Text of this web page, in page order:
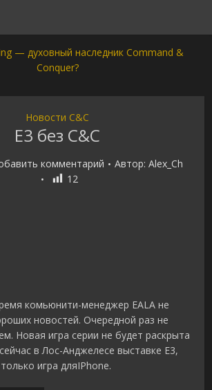
Новости C&C
E3 без C&C
комментарий Автор: Alex_Ch
12
комьюнити-менеджер EALA не
новостей. Очередной раз не
Новая игра серии не будет раскрыта
в Лос-Анджелесе выставке E3,
игра дляIPhone.